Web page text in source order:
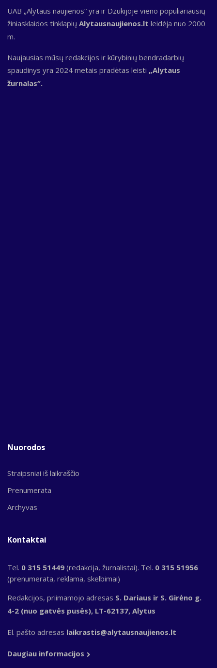
UAB „Alytaus naujienos“ yra ir Dzūkijoje vieno populiariausių
žiniasklaidos tinklapių Alytausnaujienos.lt leidėja nuo 2000
m.
Naujausias mūsų redakcijos ir kūrybinių bendradarbių
spaudinys yra 2024 metais pradėtas leisti „Alytaus
žurnalas“.
Nuorodos
Straipsniai iš laikraščio
Prenumerata
Archyvas
Kontaktai
Tel. 0 315 51449 (redakcija, žurnalistai). Tel. 0 315 51956
(prenumerata, reklama, skelbimai)
Redakcijos, priimamojo adresas S. Dariaus ir S. Girėno g.
4-2 (nuo gatvės pusės), LT-62137, Alytus
El. pašto adresas laikrastis@alytausnaujienos.lt
Daugiau informacijos